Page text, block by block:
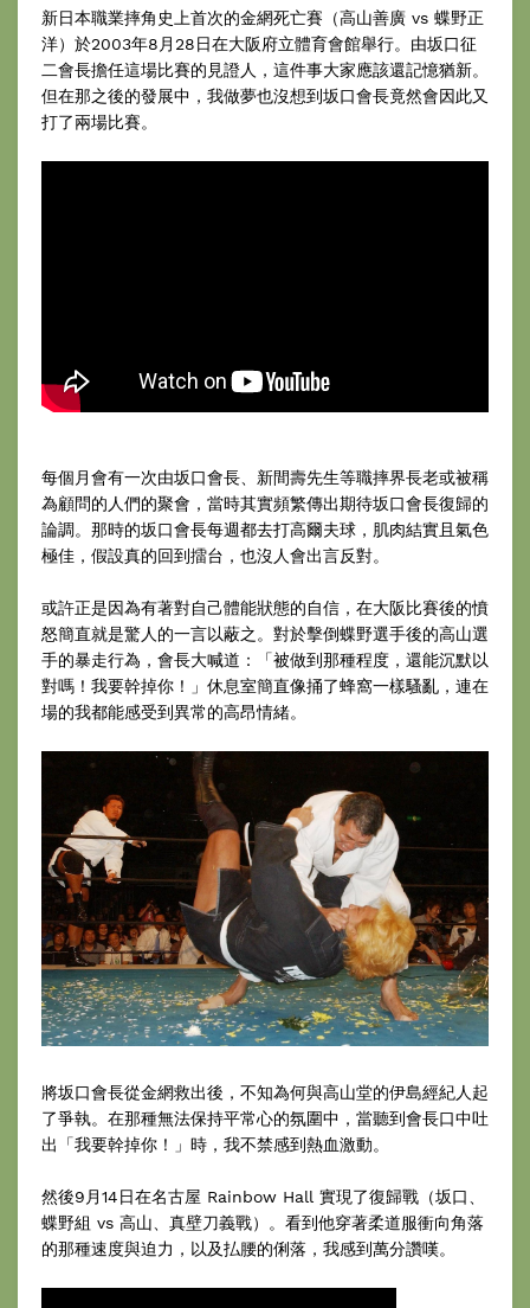
新日本職業摔角史上首次的金網死亡賽（高山善廣 vs 蝶野正
洋）於2003年8月28日在大阪府立體育會館舉行。由坂口征
二會長擔任這場比賽的見證人，這件事大家應該還記憶猶新。
但在那之後的發展中，我做夢也沒想到坂口會長竟然會因此又
打了兩場比賽。
每個月會有一次由坂口會長、新間壽先生等職摔界長老或被稱
為顧問的人們的聚會，當時其實頻繁傳出期待坂口會長復歸的
論調。那時的坂口會長每週都去打高爾夫球，肌肉結實且氣色
極佳，假設真的回到擂台，也沒人會出言反對。
或許正是因為有著對自己體能狀態的自信，在大阪比賽後的憤
怒簡直就是驚人的一言以蔽之。對於擊倒蝶野選手後的高山選
手的暴走行為，會長大喊道：「被做到那種程度，還能沉默以
對嗎！我要幹掉你！」休息室簡直像捅了蜂窩一樣騷亂，連在
場的我都能感受到異常的高昂情緒。
將坂口會長從金網救出後，不知為何與高山堂的伊島經紀人起
了爭執。在那種無法保持平常心的氛圍中，當聽到會長口中吐
出「我要幹掉你！」時，我不禁感到熱血激動。
然後9月14日在名古屋 Rainbow Hall 實現了復歸戰（坂口、
蝶野組 vs 高山、真壁刀義戰）。看到他穿著柔道服衝向角落
的那種速度與迫力，以及払腰的俐落，我感到萬分讚嘆。